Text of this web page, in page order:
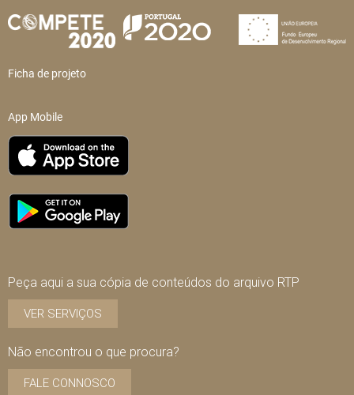
Ficha de projeto
App Mobile
Peça aqui a sua cópia de conteúdos do arquivo RTP
VER SERVIÇOS
Não encontrou o que procura?
FALE CONNOSCO